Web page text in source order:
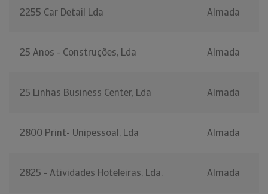
2255 Car Detail Lda Almada
25 Anos - Construções, Lda Almada
25 Linhas Business Center, Lda Almada
2800 Print- Unipessoal, Lda Almada
2825 - Atividades Hoteleiras, Lda. Almada